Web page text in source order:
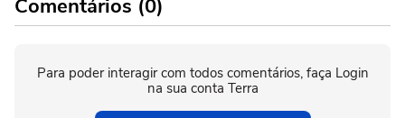
Comentários (0)
Para poder interagir com todos comentários, faça Login
na sua conta Terra